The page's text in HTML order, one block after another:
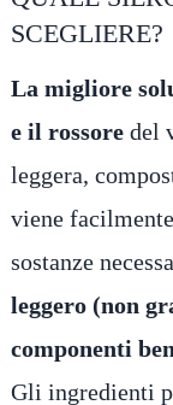
SCEGLIERE?
La migliore
e il rossoredel
leggera,
viene
sostanze
leggero (non
componenti
Gli ingredienti